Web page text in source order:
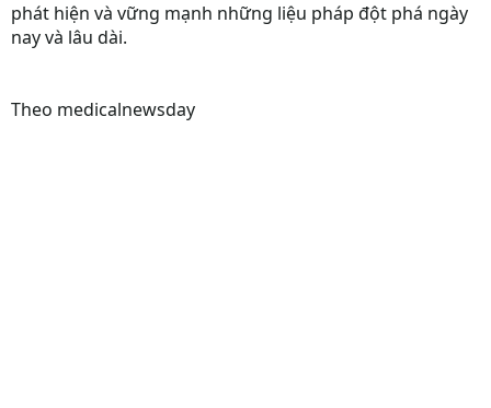
phát hiện và vững mạnh những liệu pháp đột phá ngày
nay và lâu dài.
Theo medicalnewsday